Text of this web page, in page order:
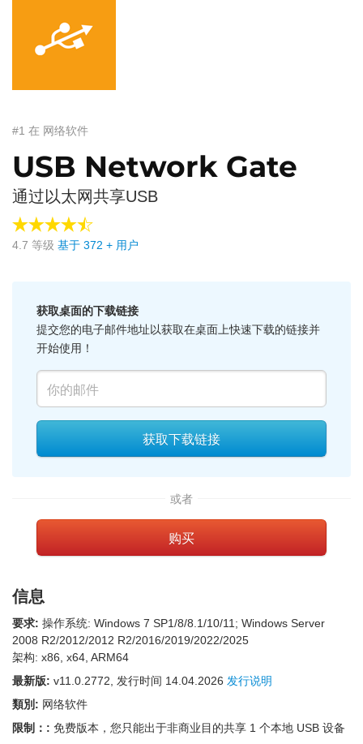
#1 在 网络软件
USB Network Gate
通过以太网共享USB
4.7 等级 基于 372 + 用户
获取桌面的下载链接
提交您的电子邮件地址以获取在桌面上快速下载的链接并
开始使用！
获取下载链接
或者
购买
信息
要求: 操作系统: Windows 7 SP1/8/8.1/10/11; Windows Server
2008 R2/2012/2012 R2/2016/2019/2022/2025
架构: x86, x64, ARM64
最新版: v11.0.2772, 发行时间 14.04.2026 发行说明
類別: 网络软件
限制：: 免费版本，您只能出于非商业目的共享 1 个本地 USB 设备